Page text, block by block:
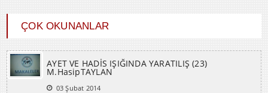
ÇOK OKUNANLAR
AYET VE HADİS IŞIĞINDA YARATILIŞ (23)
M.HasipTAYLAN
03 Şubat 2014